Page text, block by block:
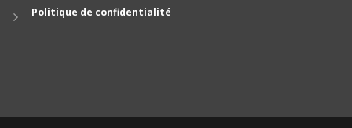
Politique de confidentialité